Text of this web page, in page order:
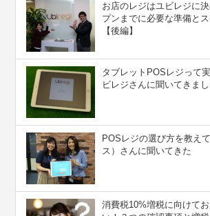
お店のレジはユビレジに
プンまでに必要な準備と
【後編】
タブレットPOSレジって
ビレジさんに聞いてきまし
POSレジの選び方を教え
ス）さんに聞いてきた
消費税10%増税に向けて